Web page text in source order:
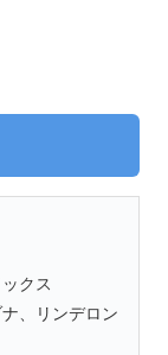
クス
、リンデロン